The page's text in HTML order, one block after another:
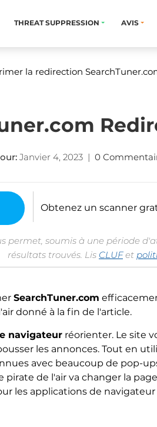
THREAT SUPPRESSION AVIS
la redirection
Janvier 4, 2023 | 0
Obtenez un scanner
permet, soumis à une période
résultats trouvés. Lis CLUFet
SearchTuner.com
donné à la fin de l'article.
navigateur réorienter. Le site
les annonces. Tout en
avec beaucoup de pop-
pirate de l'air va changer la
les applications de